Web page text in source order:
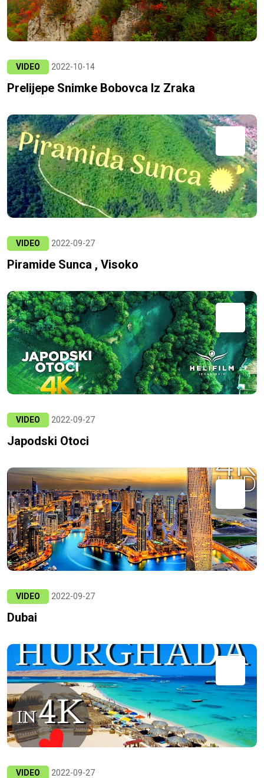
VIDEO 2022-10-14
Prelijepe Snimke Bobovca Iz Zraka
VIDEO 2022-09-27
Piramide Sunca , Visoko
VIDEO 2022-09-27
Japodski Otoci
VIDEO 2022-09-27
Dubai
VIDEO 2022-09-27